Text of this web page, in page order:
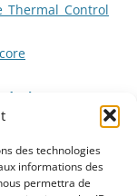
des technologies
informations des
permettra de
par retour